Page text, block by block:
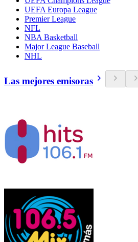
UEFA Europa League
Premier League
NFL
NBA Basketball
Major League Baseball
NHL
Las mejores emisoras